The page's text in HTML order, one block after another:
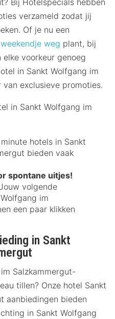
Bij Hotelspecials hebben
verzameld zodat jij
Of je nu een
weekendje weg plant, bij
voorkeur genoeg
in Sankt Wolfgang im
exclusieve promoties.
in Sankt Wolfgang im
hotels in Sankt
bieden vaak
spontane uitjes!
volgende
im
een paar klikken
in Sankt
Salzkammergut-
tillen? Onze hotel Sankt
aanbiedingen bieden
in Sankt Wolfgang